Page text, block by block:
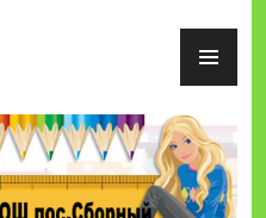
пос.Сборный